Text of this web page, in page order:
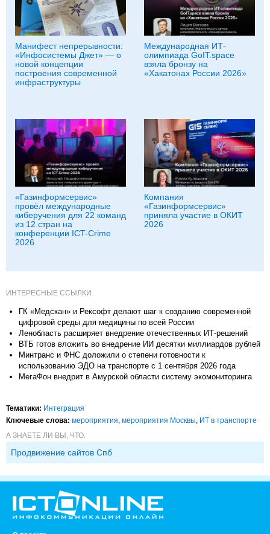
Манифест непрерывности:
«Инфосистемы Джет» — о
новой концепции
построения современной
инфраструктуры
Международная ИТ-
олимпиада GoIT.space
взяла бронзу на
«Хакатонах России 2026»
«Газинформсервис»
провёл международные
киберучения для 22 команд
из 12 стран на
конференции ICT-Crime
2026
Компания
«Газинформсервис»
приняла участие в ОКИТ
2026
ИНТЕРЕСНЫЕ ССЫЛКИ
ГК «Медскан» и Рексофт делают шаг к созданию современной
цифровой среды для медицины по всей России
Ленобласть расширяет внедрение отечественных ИТ-решений
ВТБ готов вложить во внедрение ИИ десятки миллиардов рублей
Минтранс и ФНС доложили о степени готовности к
использованию ЭДО на транспорте с 1 сентября 2026 года
МегаФон внедрит в Амурской области систему экомониторинга
Тематики: Интеграция
Ключевые слова: мероприятия мероприятия Москвы ИТ в транспорте
А ЗНАЕТЕ ЛИ ВЫ, ЧТО:
Продвижение сайтов Спб